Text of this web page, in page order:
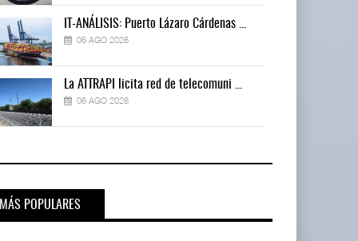
IT-ANÁLISIS: Puerto Lázaro Cárdenas ...
06 AGO 2026
La ATTRAPI licita red de telecomuni ...
06 AGO 2026
MÁS POPULARES